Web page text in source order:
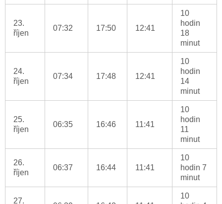
23.
říjen
07:32 17:50 12:41
10
hodin
18
minut
24.
říjen
07:34 17:48 12:41
10
hodin
14
minut
25.
říjen
06:35 16:46 11:41
10
hodin
11
minut
26.
říjen
06:37 16:44 11:41
10
hodin 7
minut
27.
10